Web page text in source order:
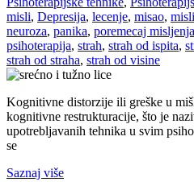
misli, Depresija, lecenje, misao,
neuroza, panika, poremecaj misljenja
psihoterapija, strah, strah od ispita,
strah od straha, strah od visine
Kognitivne distorzije ili greške u
kognitivne restrukturacije, što je
upotrebljavanih tehnika u svim
se
Saznaj više